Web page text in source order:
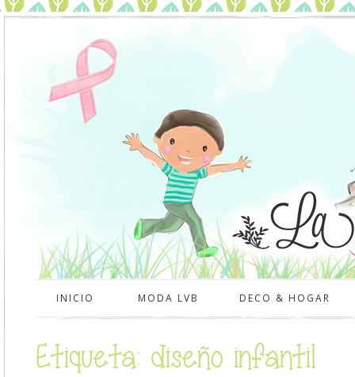
INICIO MODA LVB DECO & HOGAR
Etiqueta: diseño infantil